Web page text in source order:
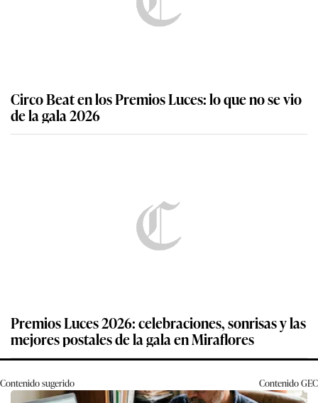
Circo Beat en los Premios Luces: lo que no se vio
de la gala 2026
Premios Luces 2026: celebraciones, sonrisas y las
mejores postales de la gala en Miraflores
Contenido sugerido ContenidoGEC